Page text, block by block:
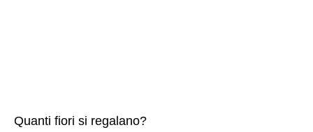
Quanti fiori si regalano?